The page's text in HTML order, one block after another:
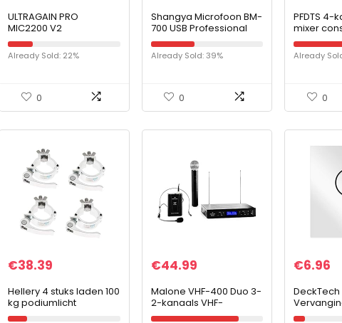
ULTRAGAIN PRO
MIC2200 V2
Already Sold: 22%
0
Shangya Microfoon BM-
700 USB Professional
condensor
Already Sold: 39%
0
PFDTS 4-
mixer
draadloze
geluid
Bluetooth
Already
0
€38.39
Hellery 4 stuks laden 100
kg podiumlicht
haakklem bijpassende
€44.99
Malone VHF-400 Duo 3-
2-kanaals VHF-
radiomicrofoonset,
€6.96
DeckTech